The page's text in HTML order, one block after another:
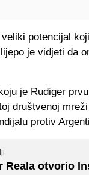
potencijal
je vidjeti da
je Rudiger
društvenoj
protiv
Reala otvorio